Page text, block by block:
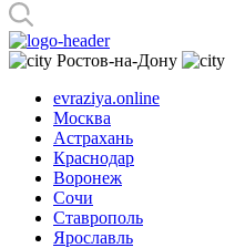
Ростов-на-Дону
evraziya.online
Москва
Астрахань
Краснодар
Воронеж
Сочи
Ставрополь
Ярославль